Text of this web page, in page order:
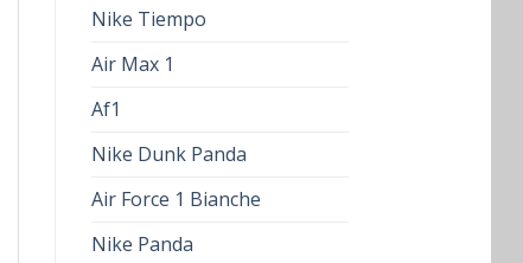
Nike Tiempo
Air Max 1
Af1
Nike Dunk Panda
Air Force 1 Bianche
Nike Panda